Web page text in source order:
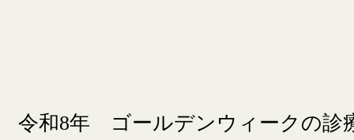
令和8年 ゴールデンウィークの診